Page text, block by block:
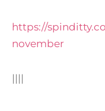
https://
november
||||